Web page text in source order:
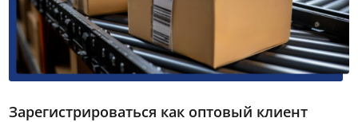
Зарегистрироваться как оптовый клиент